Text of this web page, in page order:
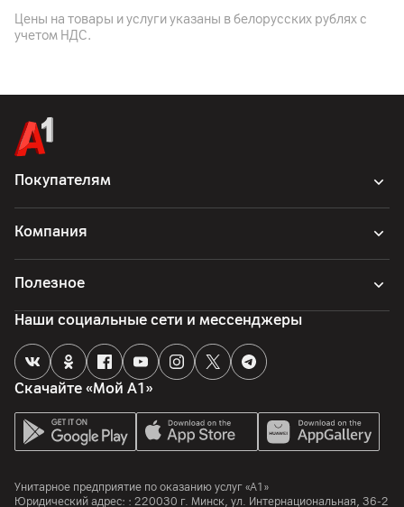
активный режим: до 8 дней
Корпус
Цвет
Черный
Защита
Водонепроницаемость: 5 АТМ, IP68
Материалы
Ремешок: силикон
Габариты
Размер корпуса: 45.5 х 45.5 х 11.2 мм; длина
(корпус+ремешок): 260 мм
Вес
Другие характеристики
Гарантия
12мес.
Цены на товары и услуги указаны в белорусских рублях с
учетом НДС.
Покупателям
Компания
Полезное
Скачайте «Мой А1»
Наши социальные сети и мессенджеры
Унитарное предприятие по оказанию услуг «А1»
Юридический адрес: : 220030 г. Минск, ул. Интернациональная, 36-2